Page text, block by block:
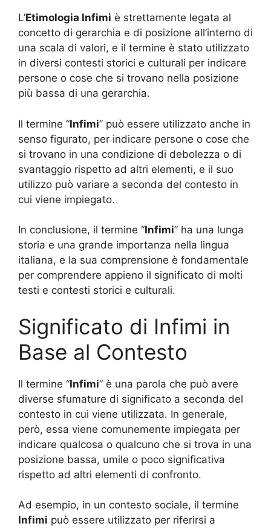
L’Etimologia Infimi è strettamente legata al
concetto di gerarchia e di posizione all’interno di
una scala di valori, e il termine è stato utilizzato
in diversi contesti storici e culturali per indicare
persone o cose che si trovano nella posizione
più bassa di una gerarchia.
Il termine “Infimi” può essere utilizzato anche in
senso figurato, per indicare persone o cose che
si trovano in una condizione di debolezza o di
svantaggio rispetto ad altri elementi, e il suo
utilizzo può variare a seconda del contesto in
cui viene impiegato.
In conclusione, il termine “Infimi” ha una lunga
storia e una grande importanza nella lingua
italiana, e la sua comprensione è fondamentale
per comprendere appieno il significato di molti
testi e contesti storici e culturali.
Significato di Infimi in
Base al Contesto
Il termine “Infimi” è una parola che può avere
diverse sfumature di significato a seconda del
contesto in cui viene utilizzata. In generale,
però, essa viene comunemente impiegata per
indicare qualcosa o qualcuno che si trova in una
posizione bassa, umile o poco significativa
rispetto ad altri elementi di confronto.
Ad esempio, in un contesto sociale, il termine
Infimi può essere utilizzato per riferirsi a